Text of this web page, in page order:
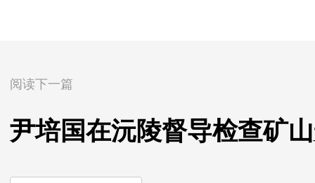
阅读下一篇
尹培国在沅陵督导检查矿